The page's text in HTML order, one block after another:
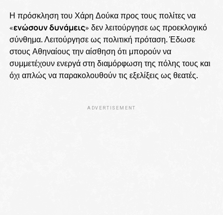
Η πρόσκληση του Χάρη Δούκα προς τους πολίτες να
«ενώσουν δυνάμεις» δεν λειτούργησε ως προεκλογικό
σύνθημα. Λειτούργησε ως πολιτική πρόταση. Έδωσε
στους Αθηναίους την αίσθηση ότι μπορούν να
συμμετέχουν ενεργά στη διαμόρφωση της πόλης τους και
όχι απλώς να παρακολουθούν τις εξελίξεις ως θεατές.
ADVERTISEMENT